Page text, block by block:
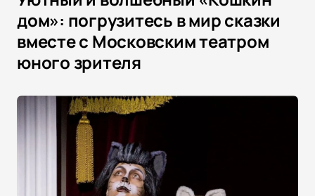
дом»: погрузитесь в мир сказки
вместе с Московским театром
юного зрителя